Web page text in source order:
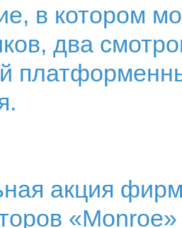
в котором
два
акция